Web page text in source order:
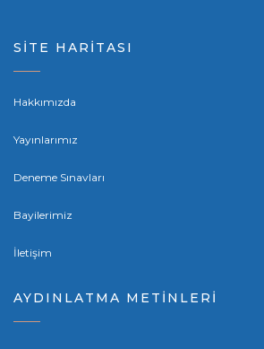
SİTE HARİTASI
Hakkımızda
Yayınlarımız
Deneme Sınavları
Bayilerimiz
İletişim
AYDINLATMA METİNLERİ